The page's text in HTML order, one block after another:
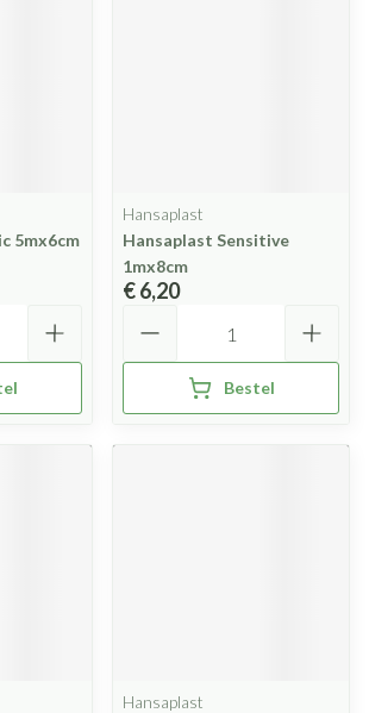
5mx6cm
Hansaplast
Hansaplast Sensitive
1mx8cm
€ 6,20
Bestel
Hansaplast